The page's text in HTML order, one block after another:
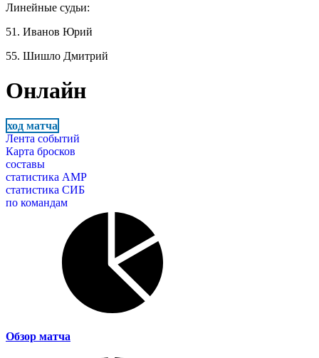
Линейные судьи:
51. Иванов Юрий
55. Шишло Дмитрий
Онлайн
ход матча
Лента событий
Карта бросков
составы
статистика АМР
статистика СИБ
по командам
Обзор матча